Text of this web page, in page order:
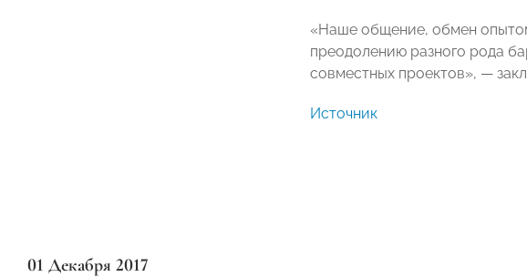
«Наше общение, обмен
преодолению разного рода
совместных проектов», —
Источник
01 Декабря 2017